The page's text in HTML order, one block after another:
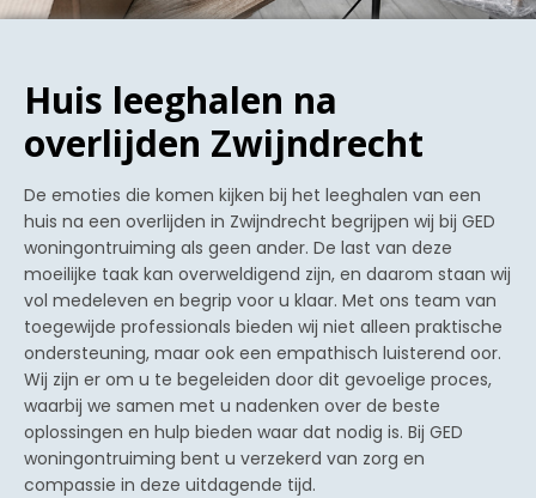
Huis leeghalen na
overlijden Zwijndrecht
De emoties die komen kijken bij het leeghalen van een
huis na een overlijden in Zwijndrecht begrijpen wij bij GED
woningontruiming als geen ander. De last van deze
moeilijke taak kan overweldigend zijn, en daarom staan wij
vol medeleven en begrip voor u klaar. Met ons team van
toegewijde professionals bieden wij niet alleen praktische
ondersteuning, maar ook een empathisch luisterend oor.
Wij zijn er om u te begeleiden door dit gevoelige proces,
waarbij we samen met u nadenken over de beste
oplossingen en hulp bieden waar dat nodig is. Bij GED
woningontruiming bent u verzekerd van zorg en
compassie in deze uitdagende tijd.